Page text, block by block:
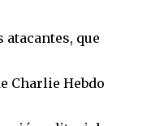
atacantes, que
Charlie Hebdo